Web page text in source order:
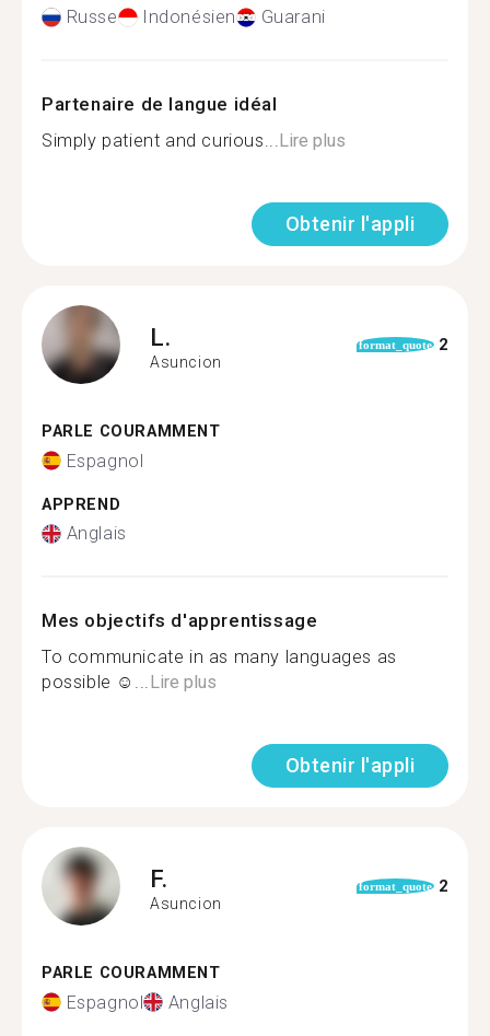
Russe Indonésien Guarani
Partenaire de langue idéal
Simply patient and curious...Lire plus
Obtenir l'appli
L.
Asuncion
format_quote 2
PARLE COURAMMENT
Espagnol
APPREND
Anglais
Mes objectifs d'apprentissage
To communicate in as many languages as
possible ☺...Lire plus
Obtenir l'appli
F.
Asuncion
format_quote 2
PARLE COURAMMENT
Espagnol Anglais